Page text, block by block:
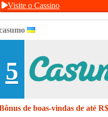
Visite o Cassino
5
de boas-vindas de até